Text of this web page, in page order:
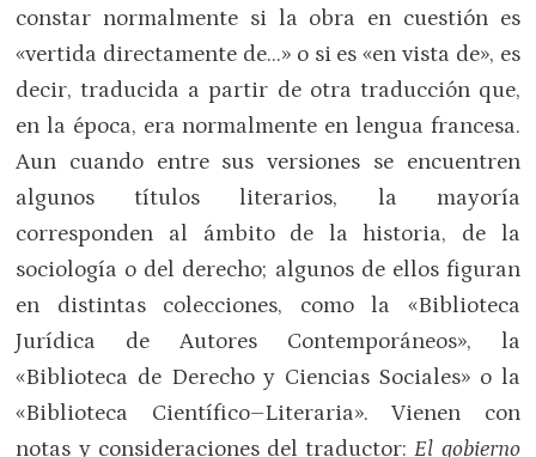
constar normalmente si la obra en cuestión es
«vertida directamente de…» o si es «en vista de», es
decir, traducida a partir de otra traducción que,
en la época, era normalmente en lengua francesa.
Aun cuando entre sus versiones se encuentren
algunos títulos literarios, la mayoría
corresponden al ámbito de la historia, de la
sociología o del derecho; algunos de ellos figuran
en distintas colecciones, como la «Biblioteca
Jurídica de Autores Contemporáneos», la
«Biblioteca de Derecho y Ciencias Sociales» o la
«Biblioteca Científico–Literaria». Vienen con
notas y consideraciones del traductor:El gobierno